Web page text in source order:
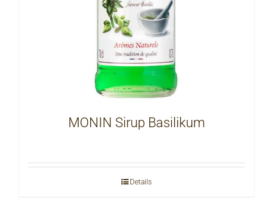
MONIN Sirup Basilikum
Details